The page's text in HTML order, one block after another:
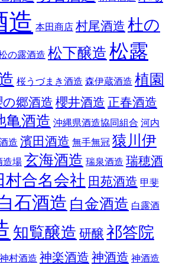
造 本田商店 村尾酒造 杜の
の露酒造 松下醸造 松露
桜うづまき酒造 森伊蔵酒造 植園
の郷酒造 櫻井酒造 正春酒造
亀酒造 沖縄県酒造協同組合 河内
造 濱田酒造 無手無冠 猿川伊
造場 玄海酒造 瑞泉酒造 瑞穂酒
村合名会社 田苑酒造 甲斐
石酒造 白金酒造 白露酒
知覧醸造 研醸 祁答院
神村酒造 神楽酒造 神酒造 神酒造